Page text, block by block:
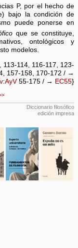
P, por el hecho de
bajo la condición de
puede ponerse en
que se constituye,
ontológicos y
modelos.
114, 116-117, 123-
157-158, 170-172 / →
55-175 / → EC55}
Diccionario filosófico
edición impresa